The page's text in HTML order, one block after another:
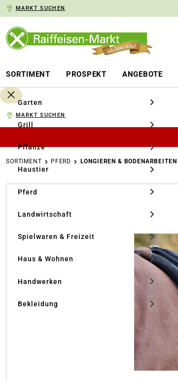
Zur Hauptnavigation springen
MARKT SUCHEN
SORTIMENT PROSPEKT ANGEBOTE
Garten
Grill
Pflanze
Haustier
Pferd
Landwirtschaft
Spielwaren & Freizeit
Haus & Wohnen
Handwerken
Bekleidung
MARKT SUCHEN
SORTIMENT PFERD LONGIEREN & BODENARBEITEN
Bildergalerie überspringen